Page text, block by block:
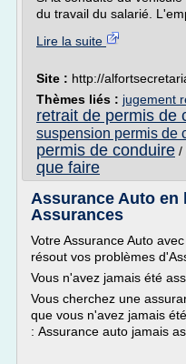
du travail du salarié.
Lire la suite
Site : http://
Thèmes liés : jugement
retrait de permis de
suspension permis de
permis de conduire /
que faire
Assurance Auto en
Assurances
Votre Assurance Auto
résout vos problèmes
Vous n'avez jamais été
Vous cherchez une
que vous n'avez jamais
: Assurance auto jamais